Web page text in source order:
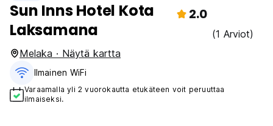
Sun Inns Hotel Kota
Laksamana
2.0
(1 Arviot)
Melaka · Näytä kartta
Ilmainen WiFi
Varaamalla yli 2 vuorokautta etukäteen voit peruuttaa
ilmaiseksi.